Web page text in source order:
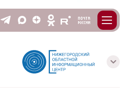
T X Z O E m
с